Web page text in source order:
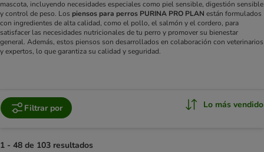
mascota, incluyendo necesidades especiales como piel sensible, digestión sensible
y control de peso. Los piensos para perros PURINA PRO PLAN están formulados
con ingredientes de alta calidad, como el pollo, el salmón y el cordero, para
satisfacer las necesidades nutricionales de tu perro y promover su bienestar
general. Además, estos piensos son desarrollados en colaboración con veterinarios
y expertos, lo que garantiza su calidad y seguridad.
Filtrar por Lo más vendido
1 - 48 de 103 resultados